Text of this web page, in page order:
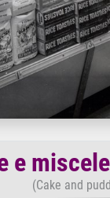
e
(Cake and